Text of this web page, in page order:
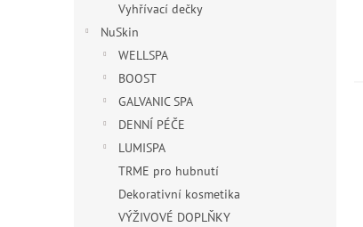
Vyhřívací dečky
NuSkin
WELLSPA
BOOST
GALVANIC SPA
DENNÍ PÉČE
LUMISPA
TRME pro hubnutí
Dekorativní kosmetika
VÝŽIVOVÉ DOPLŇKY